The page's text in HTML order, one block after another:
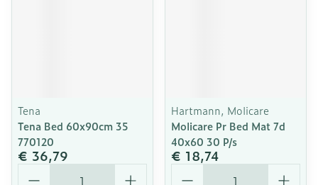
Tena
Tena Bed 60x90cm 35
770120
€ 36,79
Aantal
Hartmann, Molicare
Molicare Pr Bed Mat 7d
40x60 30 P/s
€ 18,74
Aantal